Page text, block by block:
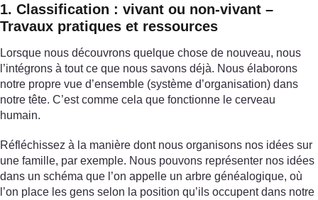
1. Classification : vivant ou non-vivant –
Travaux pratiques et ressources
Lorsque nous découvrons quelque chose de nouveau, nous
l’intégrons à tout ce que nous savons déjà. Nous élaborons
notre propre vue d’ensemble (système d’organisation) dans
notre tête. C’est comme cela que fonctionne le cerveau
humain.
Réfléchissez à la manière dont nous organisons nos idées sur
une famille, par exemple. Nous pouvons représenter nos idées
dans un schéma que l’on appelle un arbre généalogique, où
l’on place les gens selon la position qu’ils occupent dans notre